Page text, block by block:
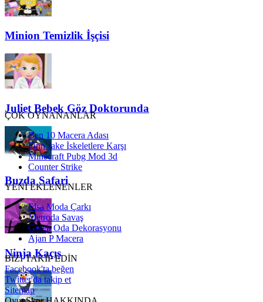
Minion Temizlik İşçisi
Juliet Bebek Göz Doktorunda
Buzda Safari
Ninja Kaçış
ÇOK OYNANANLAR
Ben 10 Macera Adası
Finn Jake İskeletlere Karşı
Minecraft Pubg Mod 3d
Counter Strike
YENİ EKLENENLER
Elsa Moda Çarkı
Metroda Savaş
Gwen Oda Dekorasyonu
Ajan P Macera
BİZİ TAKİP EDİN
Facebook'ta beğen
Twitter'da takip et
Sitemap